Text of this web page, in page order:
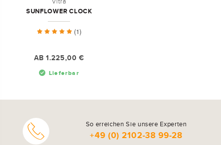
SUNFLOWER CLOCK
(1)
AB 1.225,00 €
So erreichen Sie unsere Experten
+49 (0) 2102-38 99-28